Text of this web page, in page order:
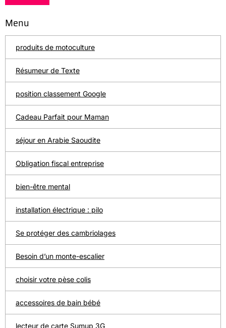
Menu
produits de motoculture
Résumeur de Texte
position classement Google
Cadeau Parfait pour Maman
séjour en Arabie Saoudite
Obligation fiscal entreprise
bien-être mental
installation électrique : pilo
Se protéger des cambriolages
Besoin d’un monte-escalier
choisir votre pèse colis
accessoires de bain bébé
lecteur de carte Sumup 3G